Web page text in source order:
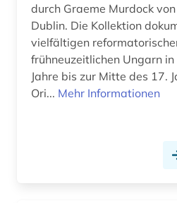
bibliothek (8)
bibliotheksgeschichte (1)
bibliotheksgeschichte (1)
bibliothekskataloge (1)
durch Graeme Murdock
Dublin. Die Kollektion
vielfältigen
frühneuzeitlichen Ungarn
Jahre bis zur Mitte des 17.
Ori... Mehr Informationen